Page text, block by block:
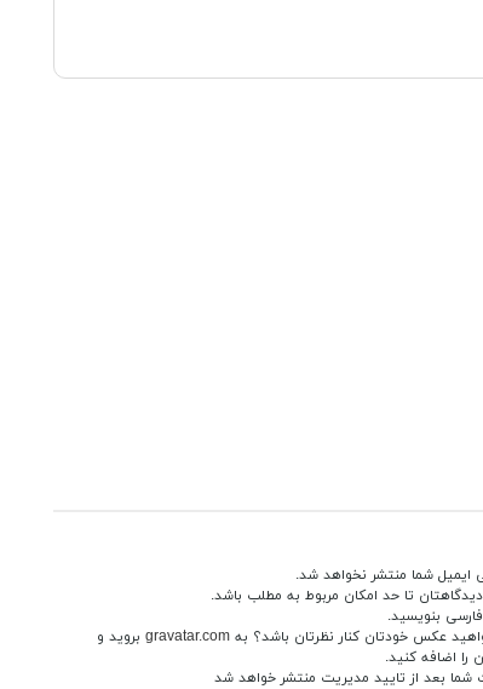
ایمیل شما منتشر نخواهد شد.
تا حد امکان مربوط به مطلب باشد.
بنویسید.
عکس خودتان کنار نظرتان باشد؟ به gravatar.com بروید و
را اضافه کنید.
شما بعد از تایید مدیریت منتشر خواهد شد